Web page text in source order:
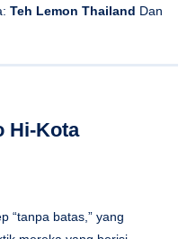
Teh Lemon Thailand Dan
Hi-Kota
“tanpa batas,” yang